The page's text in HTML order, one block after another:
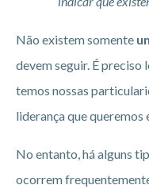
Não existem somente
devem seguir. É preciso
temos nossas
liderança que queremos
No entanto, há alguns
ocorrem